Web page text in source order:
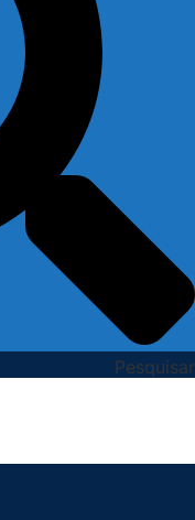
Pesquisar